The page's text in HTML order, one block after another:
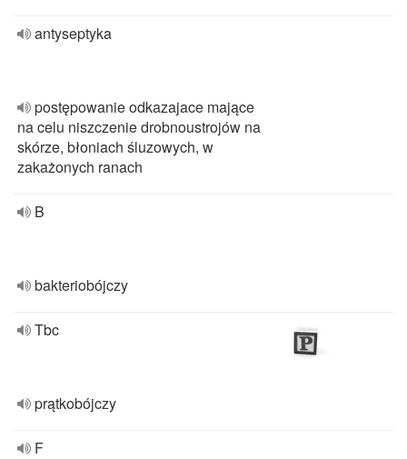
antyseptyka
postępowanie odkazajace mające
na celu niszczenie drobnoustrojów na
skórze, błoniach śluzowych, w
zakażonych ranach
B
bakteriobójczy
Tbc
prątkobójczy
F